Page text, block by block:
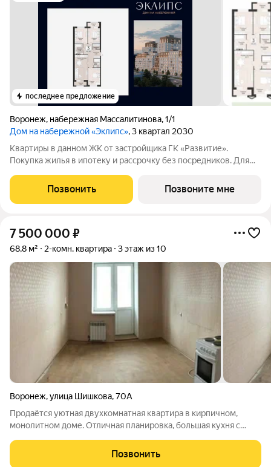
последнее предложение
Воронеж, набережная Массалитинова,1/1
Дом на набережной «Эклипс», 3 квартал 2030
Квартиры в данном ЖК от застройщика ГК «Развитие».
Покупка жилья в ипотеку и рассрочку без посредников. Для
обращайтесь в отдел продаж застройщика.
Позвонить Позвоните мне
7 500 000 ₽
68,8 м² 2-комн. квартира 3 этаж из 10
Воронеж,улица Шишкова,70А
Продаётся уютная двухкомнатная квартира в кирпичном,
монолитном доме. Отличная планировка, большая кухня с
Просторные комнаты. Квартира светлая, на две стороны, с
окнами во двор. 2 балкона
Позвонить